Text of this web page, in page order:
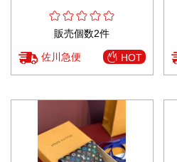
販売個数2件
佐川急便 HOT